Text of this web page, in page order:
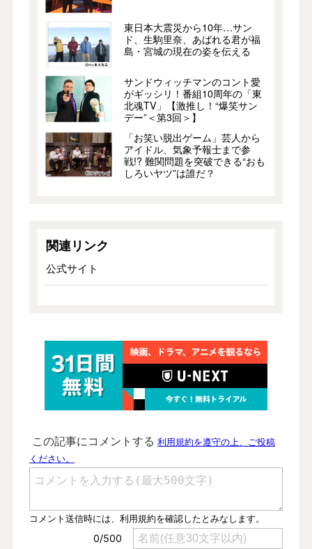
東日本大震災から10年…サン
ド、生駒里奈、あばれる君が福
島・宮城の現在の姿を伝える
サンドウィッチマンのコント愛
がギッシリ！番組10周年の「東
北魂TV」【激推し！“爆笑サン
デー”＜第3回＞】
「お笑い脱出ゲーム」芸人から
アイドル、気象予報士まで参
戦!? 難関問題を突破できる“おも
しろいヤツ”は誰だ？
関連リンク
公式サイト